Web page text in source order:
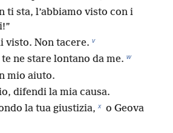
ti sta, l’abbiamo visto con i
visto. Non tacere. v
ne stare lontano da me. w
mio aiuto.
difendi la mia causa.
la tua giustizia, x o Geova